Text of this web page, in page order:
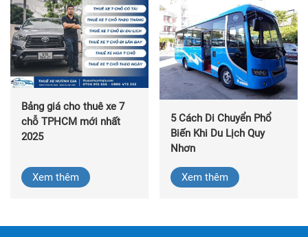
Bảng giá cho thuê xe 7
chỗ TPHCM mới nhất
2025
Xem thêm
5 Cách Di Chuyển Phổ
Biến Khi Du Lịch Quy
Nhơn
Xem thêm